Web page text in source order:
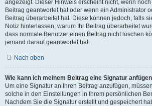
angezeigt. Dieser Hinweis erscheint nicht, wenn
Beitrag geantwortet hat oder wenn ein Administrator
Beitrag überarbeitet hat. Diese können jedoch, falls
Notiz hinterlassen, warum Ihr Beitrag überarbeitet
dass normale Benutzer einen Beitrag nicht löschen
jemand darauf geantwortet hat.
Nach oben
Wie kann ich meinem Beitrag eine Signatur
Um eine Signatur an Ihren Beitrag anzufügen,
solche in den Einstellungen in Ihrem persönlichen
Nachdem Sie die Signatur erstellt und gespeichert